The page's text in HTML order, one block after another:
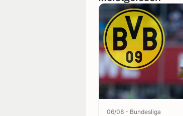
06/08 - Bundesliga